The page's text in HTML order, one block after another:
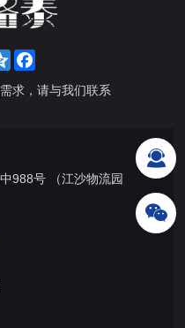
Qzone
求，请与我们联系
988号 （江沙物流园